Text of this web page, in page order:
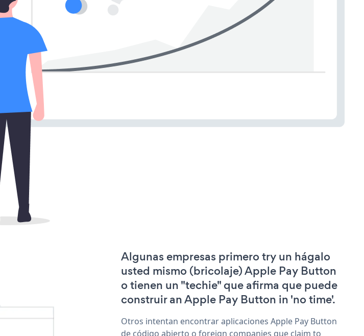
Algunas empresas primero try un hágalo
usted mismo (bricolaje) Apple Pay Button
o tienen un "techie" que afirma que puede
construir an Apple Pay Button in 'no time'.
Otros intentan encontrar aplicaciones Apple Pay Button
de código abierto o foreign companies que claim to